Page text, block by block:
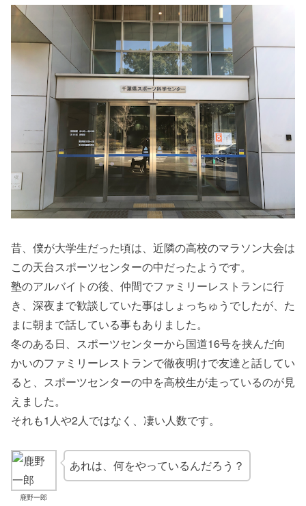
昔、僕が大学生だった頃は、近隣の高校のマラソン大会は
この天台スポーツセンターの中だったようです。
塾のアルバイトの後、仲間でファミリーレストランに行
き、深夜まで歓談していた事はしょっちゅうでしたが、た
まに朝まで話している事もありました。
冬のある日、スポーツセンターから国道16号を挟んだ向
かいのファミリーレストランで徹夜明けで友達と話してい
ると、スポーツセンターの中を高校生が走っているのが見
えました。
それも1人や2人ではなく、凄い人数です。
鹿野一郎
あれは、何をやっているんだろう？